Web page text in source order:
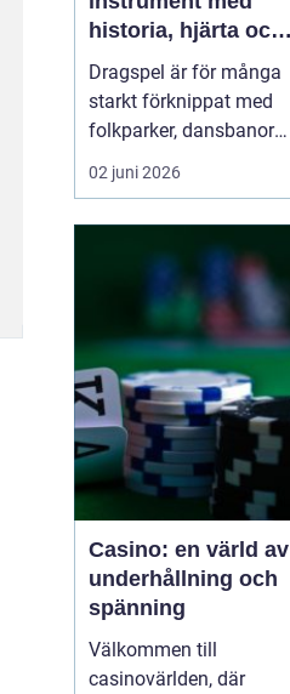
historia, hjärta och
möjligheter
Dragspel är för många
starkt förknippat med
folkparker, dansbanor
och långa
sommarnätter. Men
mer mångsidigt än så. I
används dragspel
allt f...
02 juni 2026
Casino: en värld av
underhållning och
spänning
Välkommen till
casinovärlden, där